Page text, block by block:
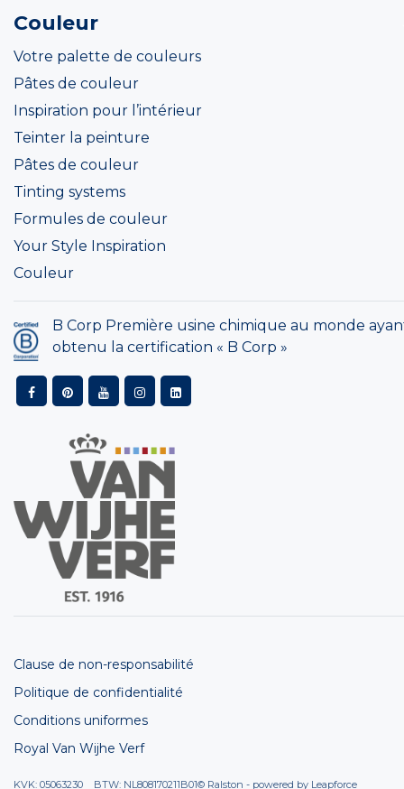
Couleur
Votre palette de couleurs
Pâtes de couleur
Inspiration pour l’intérieur
Teinter la peinture
Pâtes de couleur
Tinting systems
Formules de couleur
Your Style Inspiration
Couleur
B Corp Première usine chimique au monde
obtenu la certification « B Corp »
Clause de non-responsabilité
Politique de confidentialité
Conditions uniformes
Royal Van Wijhe Verf
KVK: 05063230 BTW: NL808170211B01© Ralston - powered by Leapforce